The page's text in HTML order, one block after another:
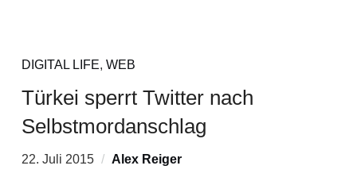
DIGITAL LIFE, WEB
Türkei sperrt Twitter nach
Selbstmordanschlag
22. Juli 2015 Alex Reiger